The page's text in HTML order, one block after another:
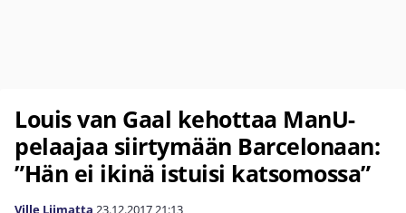
Louis van Gaal kehottaa ManU-
pelaajaa siirtymään Barcelonaan:
”Hän ei ikinä istuisi katsomossa”
Ville Liimatta 23.12.201721:13